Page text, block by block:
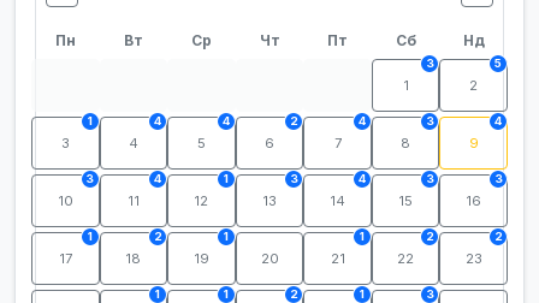
Пн Вт Ср Чт Пт Сб Нд
1
3
2
5
3
1
4
4
5
4
6
2
7
4
8
3
9
4
10
3
11
4
12
1
13
3
14
4
15
3
16
3
17
1
18
2
19
1
20 21
1
22
2
23
2
1 1 2 1 3